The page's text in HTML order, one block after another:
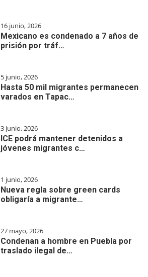
16 junio, 2026
Mexicano es condenado a 7 años de
prisión por tráf…
5 junio, 2026
Hasta 50 mil migrantes permanecen
varados en Tapac…
3 junio, 2026
ICE podrá mantener detenidos a
jóvenes migrantes c…
1 junio, 2026
Nueva regla sobre green cards
obligaría a migrante…
27 mayo, 2026
Condenan a hombre en Puebla por
traslado ilegal de…